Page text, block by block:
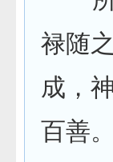
禄随
成，
百善